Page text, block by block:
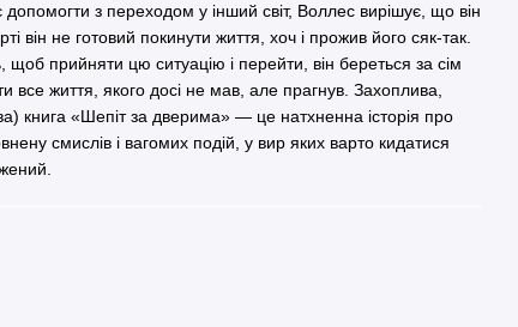
допомогти з переходом у інший світ, Воллес вирішує, що він
він не готовий покинути життя, хоч і прожив його сяк-так.
прийняти цю ситуацію і перейти, він береться за сім
все життя, якого досі не мав, але прагнув. Захоплива,
книга «Шепіт за дверима» — це натхненна історія про
смислів і вагомих подій, у вир яких варто кидатися